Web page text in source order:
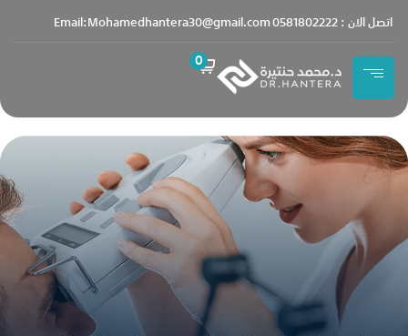
اتصل الان : 0581802222 Email:Mohamedhantera30@gmail.com
0